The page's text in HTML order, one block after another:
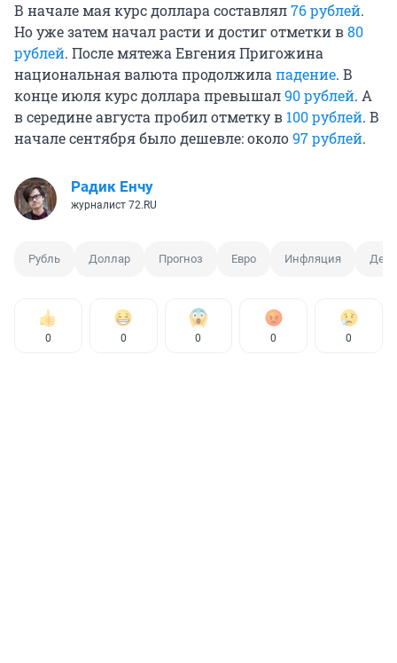
В начале мая курс доллара составлял76 рублей.
Но уже затем начал расти и достиг отметки в80
рублей. После мятежа Евгения Пригожина
национальная валюта продолжилападение. В
конце июля курс доллара превышал90 рублей. А
в середине августа пробил отметку в 100 рублей. В
начале сентября было дешевле: около97 рублей.
Радик Енчу
журналист 72.RU
Рубль Доллар Прогноз Евро Инфляция
0 0 0 0 0